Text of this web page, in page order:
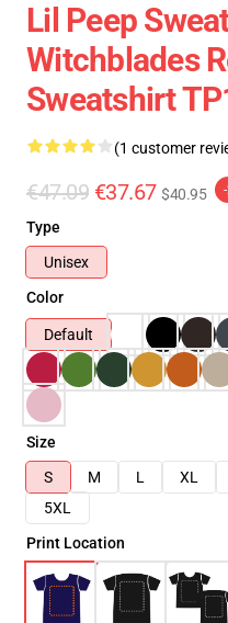
Lil Peep
Witchblades
Sweatshirt
(1 customer
€47.09 €37.67 $40.95
Type
Unisex
Color
Default
Size
S
M L XL
5XL
Print Location